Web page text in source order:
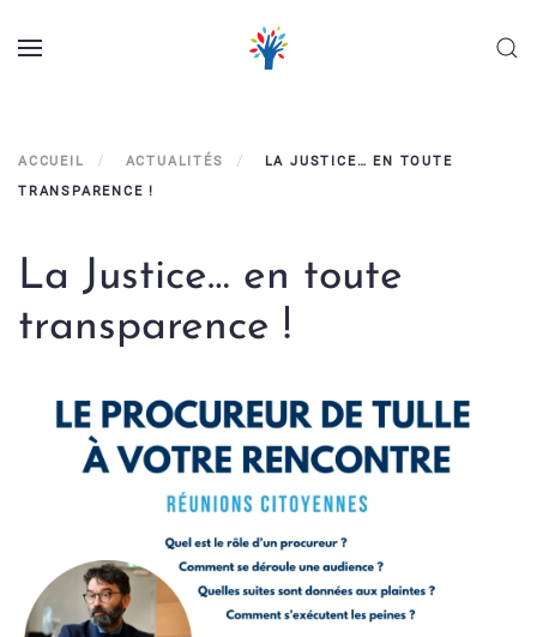
ACCUEIL ACTUALITÉS
LA JUSTICE… EN TOUTE
TRANSPARENCE !
La Justice… en toute
transparence !